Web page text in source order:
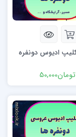
تومان50,000